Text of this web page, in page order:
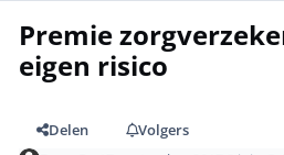
Premie
eigen risico
Delen
Volgers